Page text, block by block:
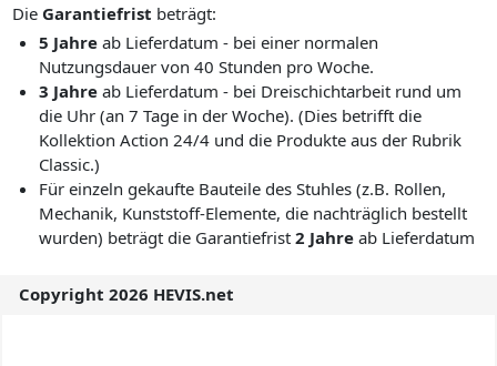
Die Garantiefrist beträgt:
5 Jahre ab Lieferdatum - bei einer normalen
Nutzungsdauer von 40 Stunden pro Woche.
3 Jahre ab Lieferdatum - bei Dreischichtarbeit rund um
die Uhr (an 7 Tage in der Woche). (Dies betrifft die
Kollektion Action 24/4 und die Produkte aus der Rubrik
Classic.)
Für einzeln gekaufte Bauteile des Stuhles (z.B. Rollen,
Mechanik, Kunststoff-Elemente, die nachträglich bestellt
wurden) beträgt die Garantiefrist2 Jahre ab Lieferdatum
Copyright 2026 HEVIS.net